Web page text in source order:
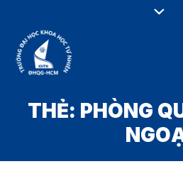
THẺ: PHÒNG